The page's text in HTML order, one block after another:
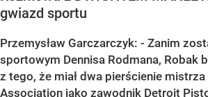
gwiazd sportu
Przemysław Garczarczyk: - Zanim
sportowym Dennisa Rodmana, Robak
z tego, że miał dwa pierścienie mistrza
Association jako zawodnik Detroit